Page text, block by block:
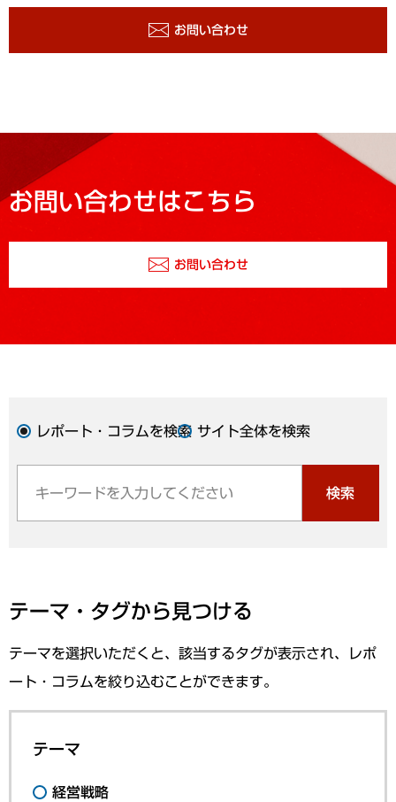
お問い合わせ
お問い合わせはこちら
お問い合わせ
レポート・コラムを検索 サイト全体を検索
検索
テーマ・タグから見つける
テーマを選択いただくと、該当するタグが表示され、レポ
ート・コラムを絞り込むことができます。
テーマ
経営戦略